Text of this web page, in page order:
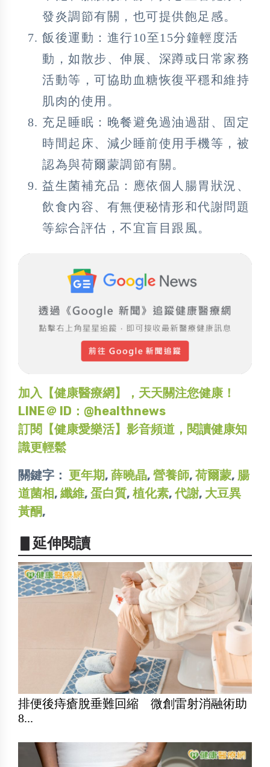
發炎調節有關，也可提供飽足感。
飯後運動：進行10至15分鐘輕度活
動，如散步、伸展、深蹲或日常家務
活動等，可協助血糖恢復平穩和維持
肌肉的使用。
充足睡眠：晚餐避免過油過甜、固定
時間起床、減少睡前使用手機等，被
認為與荷爾蒙調節有關。
益生菌補充品：應依個人腸胃狀況、
飲食內容、有無便秘情形和代謝問題
等綜合評估，不宜盲目跟風。
加入【健康醫療網】，天天關注您健康！
LINE＠ ID：@healthnews
訂閱【健康愛樂活】影音頻道，閱讀健康知
識更輕鬆
關鍵字： 更年期, 薛曉晶, 營養師, 荷爾蒙, 腸
道菌相, 纖維, 蛋白質, 植化素,代謝, 大豆異
黃酮,
▋延伸閱讀
排便後痔瘡脫垂難回縮 微創雷射消融術助
8...